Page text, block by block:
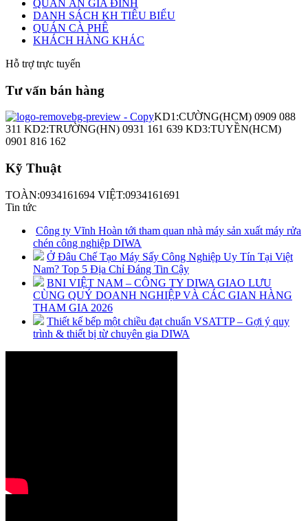
QUÁN ĂN GIA ĐÌNH
DANH SÁCH KH TIÊU BIỂU
QUÁN CÀ PHÊ
KHÁCH HÀNG KHÁC
Hỗ trợ trực tuyến
Tư vấn bán hàng
KD1:CƯỜNG(HCM) 0909 088
311 KD2:TRƯỜNG(HN) 0931 161 639 KD3:TUYỀN(HCM)
0901 816 162
Kỹ Thuật
TOÀN:0934161694 VIỆT:0934161691
Tin tức
Công ty Vĩnh Hoàn tới tham quan nhà máy sản xuất máy rửa
chén công nghiệp DIWA
Ở Đâu Chế Tạo Máy Sấy Công Nghiệp Uy Tín Tại Việt
Nam? Top 5 Địa Chỉ Đáng Tin Cậy
BNI VIỆT NAM – CÔNG TY DIWA GIAO LƯU
CÙNG QUÝ DOANH NGHIỆP VÀ CÁC GIAN HÀNG
THAM GIA 2026
Thiết kế bếp một chiều đạt chuẩn VSATTP – Gợi ý quy
trình & thiết bị từ chuyên gia DIWA